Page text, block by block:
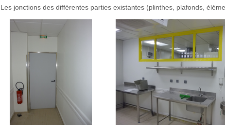
Les jonctions des différentes parties existantes (plinthes, plafonds,